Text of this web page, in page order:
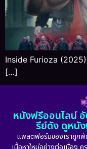
Inside Furioza
[…]
หนังฟรีออนไลน์
รีย์ดัง ดูหนั
แพลตฟอร์มของเราถูก